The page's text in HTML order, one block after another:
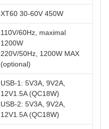
XT60 30-60V 450W
110V/60Hz, maximal
1200W
220V/50Hz, 1200W MAX
(optional)
USB-1: 5V3A, 9V2A,
12V1.5A (QC18W)
USB-2: 5V3A, 9V2A,
12V1.5A (QC18W)